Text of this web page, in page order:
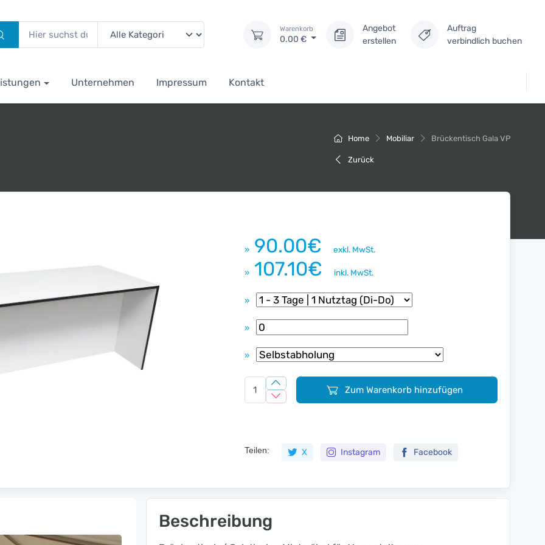
Warenkorb
0.00 €
Angebot
erstellen
Auftrag
verbindlich buchen
Unternehmen Impressum Kontakt
Home Mobiliar Brückentisch Gala VP
Zurück
» 90.00€ exkl. MwSt.
» 107.10€ inkl. MwSt.
»
»
»
Zum Warenkorb hinzufügen
Teilen: X Instagram Facebook
Beschreibung